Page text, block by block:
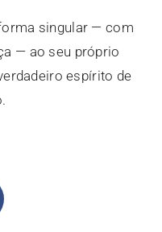
singular — com
— ao seu próprio
espírito de